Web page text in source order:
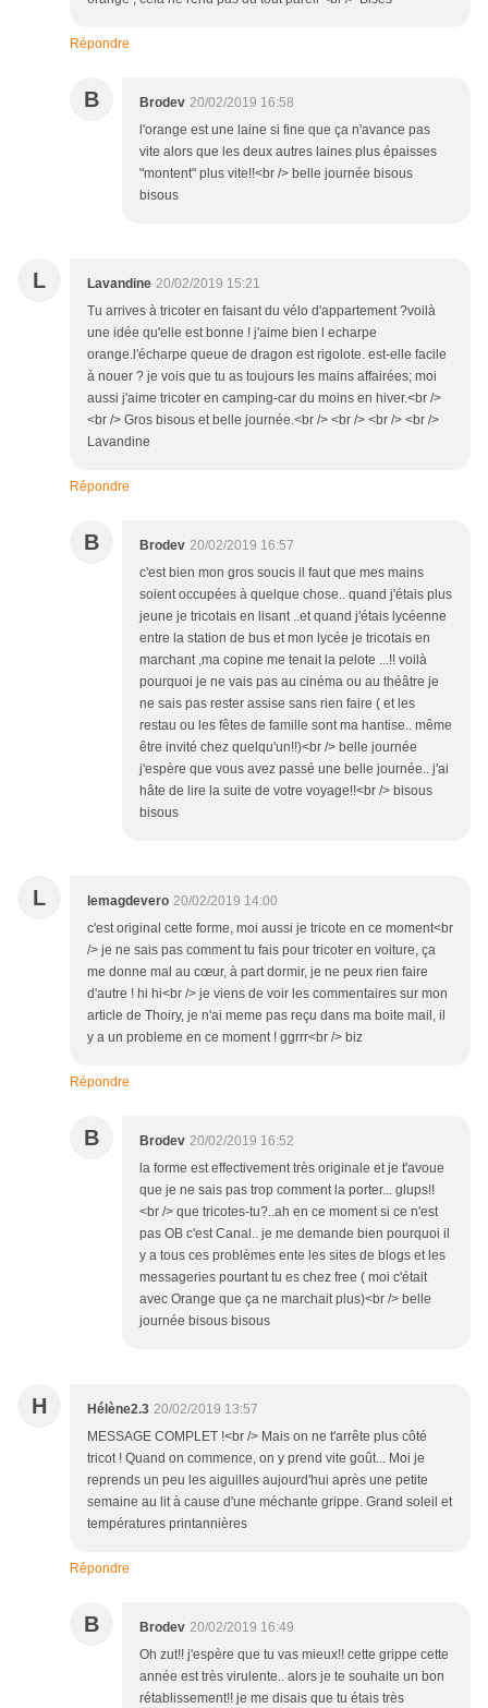
Répondre
B Brodev 20/02/2019 16:58
l'orange est une laine si fine que ça n'avance pas
vite alors que les deux autres laines plus épaisses
"montent" plus vite!!<br /> belle journée bisous
bisous
L Lavandine 20/02/2019 15:21
Tu arrives à tricoter en faisant du vélo d'appartement ?voilà
une idée qu'elle est bonne ! j'aime bien l echarpe
orange.l'écharpe queue de dragon est rigolote. est-elle facile
à nouer ? je vois que tu as toujours les mains affairées; moi
aussi j'aime tricoter en camping-car du moins en hiver.<br />
<br /> Gros bisous et belle journée.<br /> <br /> <br /> <br />
Lavandine
Répondre
B Brodev 20/02/2019 16:57
c'est bien mon gros soucis il faut que mes mains
soient occupées à quelque chose.. quand j'étais plus
jeune je tricotais en lisant ..et quand j'étais lycéenne
entre la station de bus et mon lycée je tricotais en
marchant ,ma copine me tenait la pelote ...!! voilà
pourquoi je ne vais pas au cinéma ou au théâtre je
ne sais pas rester assise sans rien faire ( et les
restau ou les fêtes de famille sont ma hantise.. même
être invité chez quelqu'un!!)<br /> belle journée
j'espère que vous avez passé une belle journée.. j'ai
hâte de lire la suite de votre voyage!!<br /> bisous
bisous
L lemagdevero 20/02/2019 14:00
c'est original cette forme, moi aussi je tricote en ce moment<br
/> je ne sais pas comment tu fais pour tricoter en voiture, ça
me donne mal au cœur, à part dormir, je ne peux rien faire
d'autre ! hi hi<br /> je viens de voir les commentaires sur mon
article de Thoiry, je n'ai meme pas reçu dans ma boite mail, il
y a un probleme en ce moment ! ggrrr<br /> biz
Répondre
B Brodev 20/02/2019 16:52
la forme est effectivement très originale et je t'avoue
que je ne sais pas trop comment la porter... glups!!
<br /> que tricotes-tu?..ah en ce moment si ce n'est
pas OB c'est Canal.. je me demande bien pourquoi il
y a tous ces problèmes ente les sites de blogs et les
messageries pourtant tu es chez free ( moi c'était
avec Orange que ça ne marchait plus)<br /> belle
journée bisous bisous
H Hélène2.3 20/02/2019 13:57
MESSAGE COMPLET !<br /> Mais on ne t'arrête plus côté
tricot ! Quand on commence, on y prend vite goût... Moi je
reprends un peu les aiguilles aujourd'hui après une petite
semaine au lit à cause d'une méchante grippe. Grand soleil et
températures printannières
Répondre
B Brodev 20/02/2019 16:49
Oh zut!! j'espère que tu vas mieux!! cette grippe cette
année est très virulente.. alors je te souhaite un bon
rétablissement!! je me disais que tu étais très